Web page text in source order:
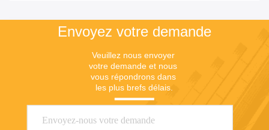
Envoyez votre demande
Veuillez nous envoyer
votre demande et nous
vous répondrons dans
les plus brefs délais.